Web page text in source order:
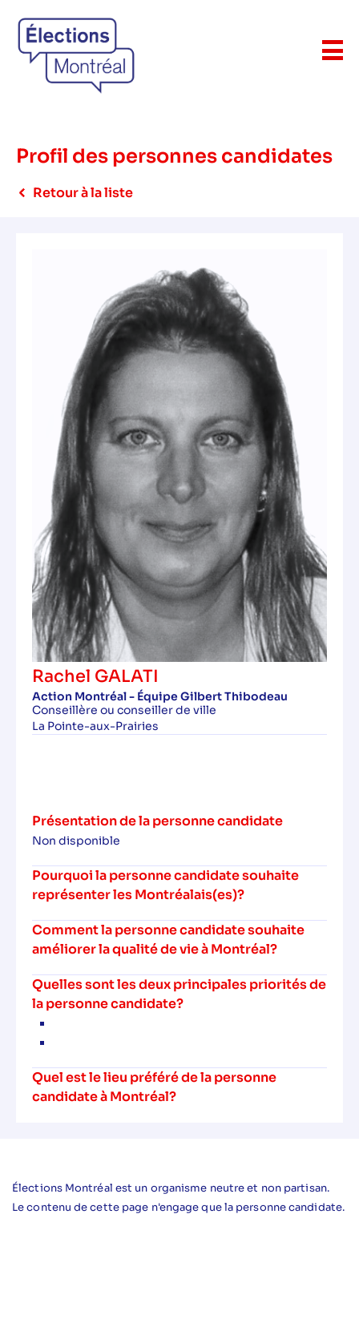
Profil des personnes candidates
Retour à la liste
Rachel GALATI
Action Montréal - Équipe Gilbert Thibodeau
Conseillère ou conseiller de ville
La Pointe-aux-Prairies
Présentation de la personne candidate
Non disponible
Pourquoi la personne candidate souhaite
représenter les Montréalais(es)?
Comment la personne candidate souhaite
améliorer la qualité de vie à Montréal?
Quelles sont les deux principales priorités de
la personne candidate?
Quel est le lieu préféré de la personne
candidate à Montréal?
Élections Montréal est un organisme neutre et non partisan.
Le contenu de cette page n'engage que la personne candidate.